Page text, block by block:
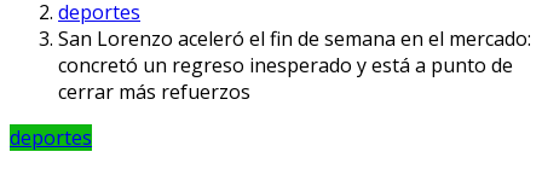
deportes
San Lorenzo aceleró el fin de semana en el mercado:
concretó un regreso inesperado y está a punto de
cerrar más refuerzos
deportes